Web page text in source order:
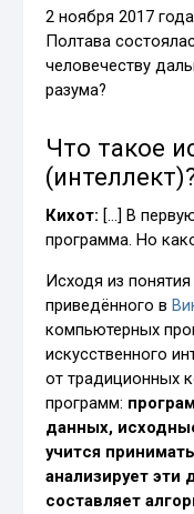
2 ноября 2017
Полтава
человечеству
разума?
Что такое
Кихот: […] В
программа. Но
Исходя из
приведённого в
компьютерных
искусственного
от традиционных
программ:
данных,
учится
анализирует эти
составляет